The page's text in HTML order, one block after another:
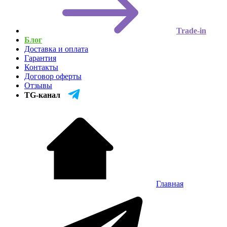
Trade-in
Блог
Доставка и оплата
Гарантия
Контакты
Договор оферты
Отзывы
TG-канал
Главная